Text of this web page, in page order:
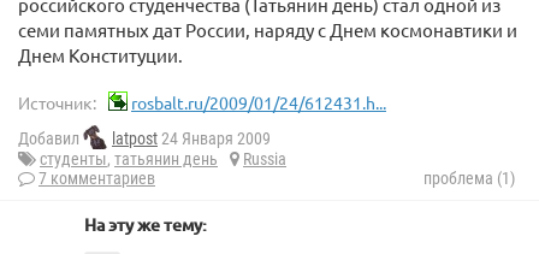
семи памятных дат России, наряду с Днем космонавтики и
Днем Конституции.
Источник: rosbalt.ru/2009/01/24/612431.h...
Добавил latpost24 Января 2009
студенты, татьянин день
Russia
7 комментариев
проблема (1)
На эту же тему: